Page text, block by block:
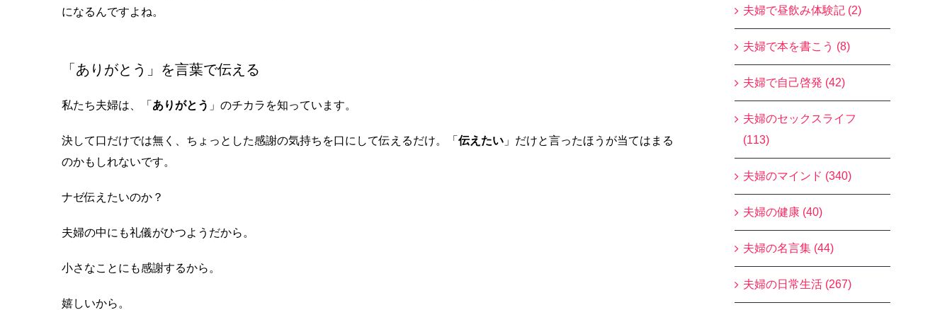
になるんですよね。
「ありがとう」を言葉で伝える
私たち夫婦は、「 ありがとう 」のチカラを知っています。
決して口だけでは無く、ちょっとした感謝の気持ちを口にして伝えるだけ。「 伝えたい 」だけと言ったほうが当てはまる
のかもしれないです。
ナゼ伝えたいのか？
夫婦の中にも礼儀がひつようだから。
小さなことにも感謝するから。
嬉しいから。
夫婦で昼飲み体験記 (2)
夫婦で本を書こう (8)
夫婦で自己啓発 (42)
夫婦のセックスライフ
(113)
夫婦のマインド (340)
夫婦の健康 (40)
夫婦の名言集 (44)
夫婦の日常生活 (267)